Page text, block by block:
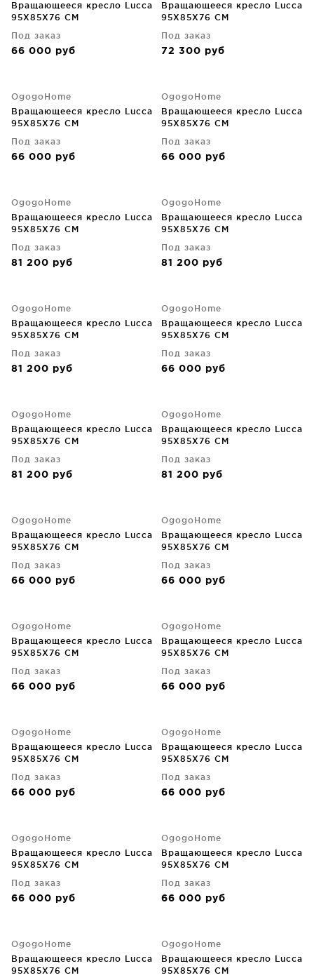
Вращающееся кресло Lucca
95X85X76 CM
Под заказ
66 000 руб
Вращающееся кресло Lucca
95X85X76 CM
Под заказ
72 300 руб
OgogoHome
Вращающееся кресло Lucca
95X85X76 CM
Под заказ
66 000 руб
OgogoHome
Вращающееся кресло Lucca
95X85X76 CM
Под заказ
66 000 руб
OgogoHome
Вращающееся кресло Lucca
95X85X76 CM
Под заказ
81 200 руб
OgogoHome
Вращающееся кресло Lucca
95X85X76 CM
Под заказ
81 200 руб
OgogoHome
Вращающееся кресло Lucca
95X85X76 CM
Под заказ
81 200 руб
OgogoHome
Вращающееся кресло Lucca
95X85X76 CM
Под заказ
66 000 руб
OgogoHome
Вращающееся кресло Lucca
95X85X76 CM
Под заказ
81 200 руб
OgogoHome
Вращающееся кресло Lucca
95X85X76 CM
Под заказ
81 200 руб
OgogoHome
Вращающееся кресло Lucca
95X85X76 CM
Под заказ
66 000 руб
OgogoHome
Вращающееся кресло Lucca
95X85X76 CM
Под заказ
66 000 руб
OgogoHome
Вращающееся кресло Lucca
95X85X76 CM
Под заказ
66 000 руб
OgogoHome
Вращающееся кресло Lucca
95X85X76 CM
Под заказ
66 000 руб
OgogoHome
Вращающееся кресло Lucca
95X85X76 CM
Под заказ
66 000 руб
OgogoHome
Вращающееся кресло Lucca
95X85X76 CM
Под заказ
66 000 руб
OgogoHome
Вращающееся кресло Lucca
95X85X76 CM
Под заказ
66 000 руб
OgogoHome
Вращающееся кресло Lucca
95X85X76 CM
Под заказ
66 000 руб
OgogoHome
Вращающееся кресло Lucca
95X85X76 CM
OgogoHome
Вращающееся кресло Lucca
95X85X76 CM